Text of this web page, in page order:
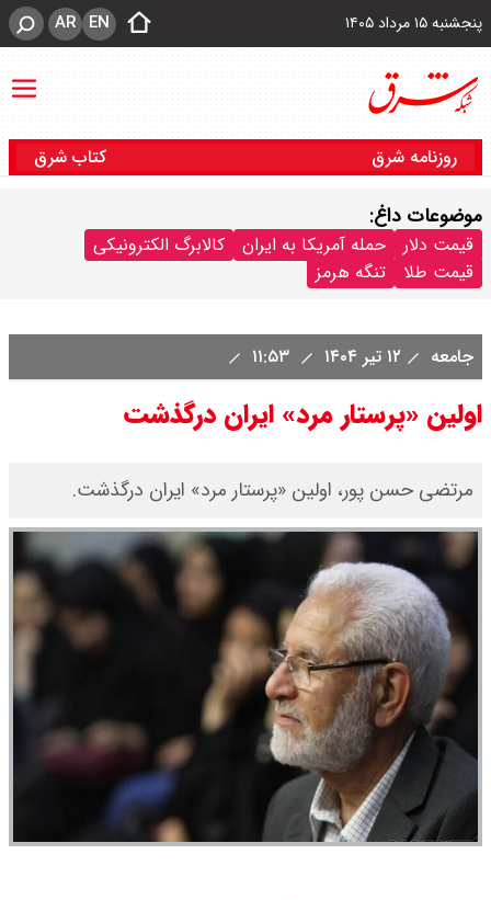
پنجشنبه ۱۵ مرداد ۱۴۰۵ EN
AR
روزنامه شرق کتاب شرق
موضوعات داغ:
قیمت دلار حمله آمریکا به ایران
کالابرگ الکترونیکی
قیمت طلا
تنگه هرمز
جامعه ۱۲ تیر ۱۴۰۴
اولین «پرستار مرد» ایران درگذشت
مرتضی حسن پور، اولین «پرستار مرد» ایران درگذشت.